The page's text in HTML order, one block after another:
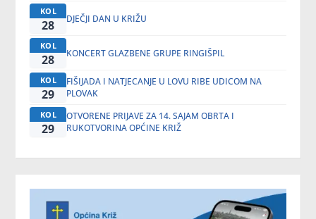
KOL
28 DJEČJI DAN U KRIŽU
KOL
28 KONCERT GLAZBENE GRUPE RINGIŠPIL
KOL
29
FIŠIJADA I NATJECANJE U LOVU RIBE UDICOM NA
PLOVAK
KOL
29
OTVORENE PRIJAVE ZA 14. SAJAM OBRTA I
RUKOTVORINA OPĆINE KRIŽ